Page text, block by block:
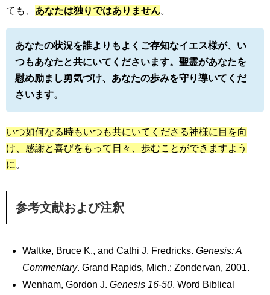
ても、 あなたは独りではありません。
あなたの状況を誰よりもよくご存知なイエス様が、い
つもあなたと共にいてくださいます。聖霊があなたを
慰め励まし勇気づけ、あなたの歩みを守り導いてくだ
さいます。
いつ如何なる時もいつも共にいてくださる神様に目を向
け、感謝と喜びをもって日々、歩むことができますよう
に 。
参考文献および注釈
Waltke, Bruce K., and Cathi J. Fredricks.Genesis: A
Commentary. Grand Rapids, Mich.: Zondervan, 2001.
Wenham, Gordon J.Genesis 16-50. Word Biblical